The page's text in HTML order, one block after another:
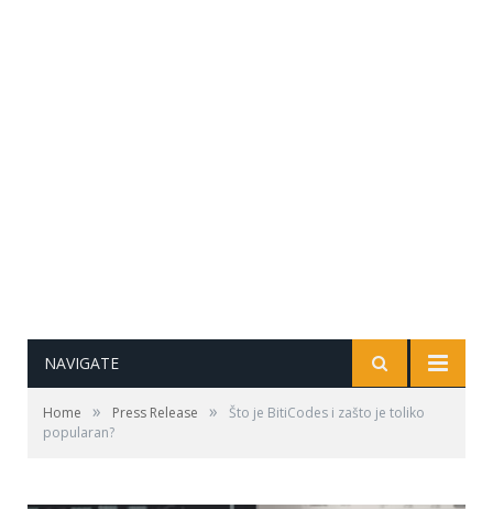
NAVIGATE
Home » Press Release »
Što je BitiCodes i zašto je toliko
popularan?